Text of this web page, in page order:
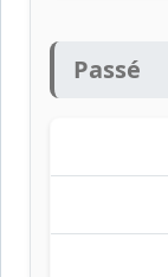
Passé